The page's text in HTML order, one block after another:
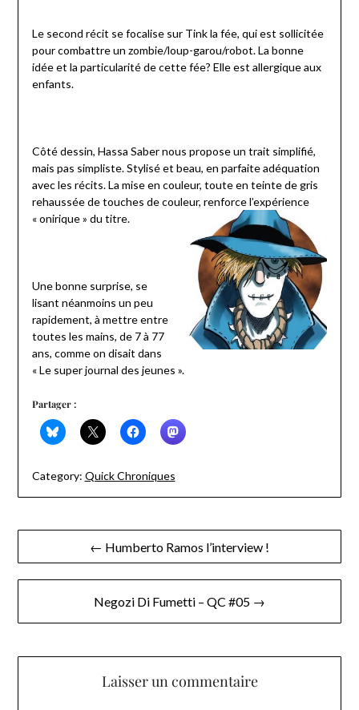
Le second récit se focalise sur Tink la fée, qui est sollicitée
pour combattre un zombie/loup-garou/robot. La bonne
idée et la particularité de cette fée? Elle est allergique aux
enfants.
Côté dessin, Hassa Saber nous propose un trait simplifié,
mais pas simpliste. Stylisé et beau, en parfaite adéquation
avec les récits. La mise en couleur, toute en teinte de gris
rehaussée de touches de couleur, renforce l’expérience
« onirique » du titre.
Une bonne surprise, se
lisant néanmoins un peu
rapidement, à mettre entre
toutes les mains, de 7 à 77
ans, comme on disait dans
« Le super journal des jeunes ».
Partager :
Category: Quick Chroniques
Navigation
de
← Humberto Ramos l’interview !
Negozi Di Fumetti – QC #05 →
Laisser un commentaire